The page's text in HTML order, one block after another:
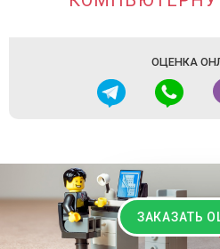
ОЦЕНКА
ЗАКАЗАТЬ